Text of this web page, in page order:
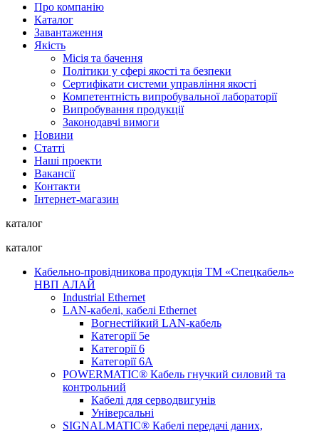
Про компанію
Каталог
Завантаження
Якість
Місія та бачення
Політики у сфері якості та безпеки
Сертифікати системи управління якості
Компетентність випробувальної лабораторії
Випробування продукції
Законодавчі вимоги
Новини
Статті
Наші проекти
Вакансії
Контакти
Інтернет-магазин
каталог
каталог
Кабельно-провідникова продукція ТМ «Спецкабель»
НВП АЛАЙ
Industrial Ethernet
LAN-кабелі, кабелі Ethernet
Вогнестійкий LAN-кабель
Категорії 5е
Категорії 6
Категорії 6А
POWERMATIC® Кабель гнучкий силовий та
контрольний
Кабелі для серводвигунів
Універсальні
SIGNALMATIC® Кабелі передачі даних,